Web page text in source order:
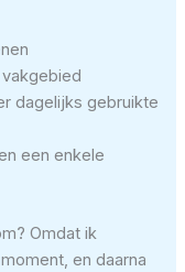
dagelijks gebruikte
een enkele
Omdat ik
en daarna